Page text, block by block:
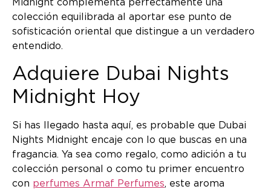
Midnight complementa perfectamente una
colección equilibrada al aportar ese punto de
sofisticación oriental que distingue a un verdadero
entendido.
Adquiere Dubai Nights
Midnight Hoy
Si has llegado hasta aquí, es probable que Dubai
Nights Midnight encaje con lo que buscas en una
fragancia. Ya sea como regalo, como adición a tu
colección personal o como tu primer encuentro
con perfumes Armaf Perfumes, este aroma